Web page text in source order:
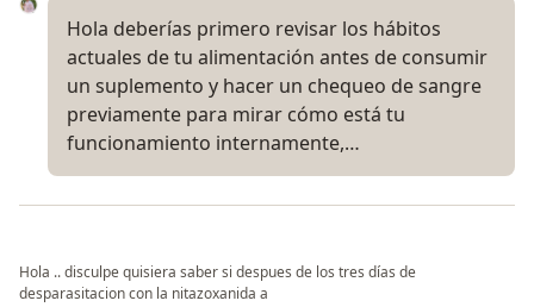
Hola deberías primero revisar los hábitos
actuales de tu alimentación antes de consumir
un suplemento y hacer un chequeo de sangre
previamente para mirar cómo está tu
funcionamiento internamente,…
Hola .. disculpe quisiera saber si despues de los tres días de
desparasitacion con la nitazoxanida a